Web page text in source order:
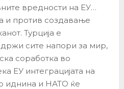
вредности на ЕУ…
и против создавање
Турција е
сите напори за мир,
соработка во
ЕУ интеграцијата на
иднина и НАТО ќе